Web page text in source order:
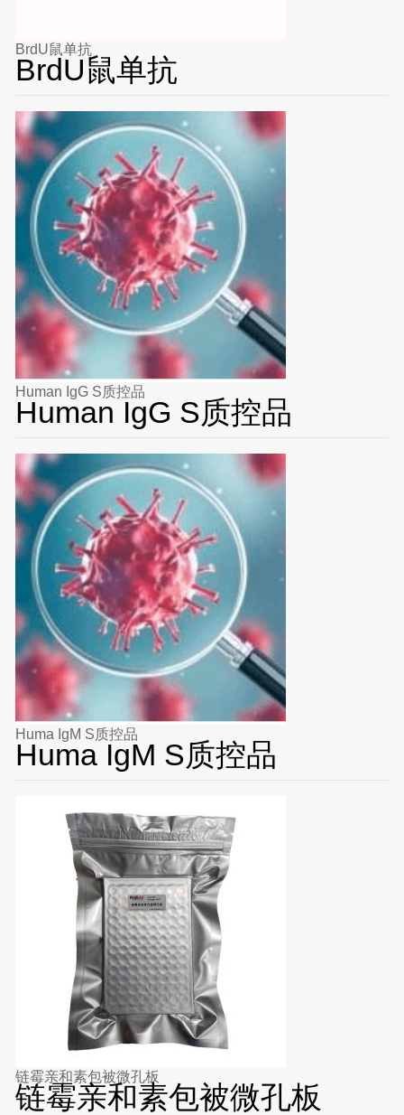
BrdU鼠单抗
BrdU鼠单抗
Human IgG S质控品
Human IgG S质控品
Huma IgM S质控品
Huma IgM S质控品
链霉亲和素包被微孔板
链霉亲和素包被微孔板